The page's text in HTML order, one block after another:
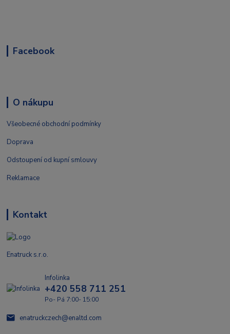
Facebook
O nákupu
Všeobecné obchodní podmínky
Doprava
Odstoupení od kupní smlouvy
Reklamace
Kontakt
Enatruck s.r.o.
Infolinka
+420 558 711 251
Po- Pá 7:00- 15:00
enatruckczech@enaltd.com